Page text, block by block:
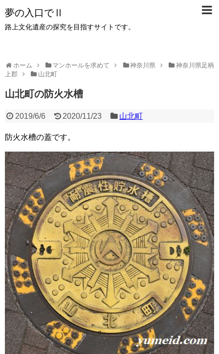
夢の入口でⅡ
路上文化遺産の探究を目指すサイトです。
ホーム マンホールを求めて 神奈川県
神奈川県足柄
上郡
山北町
山北町の防火水槽
2019/6/6 2020/11/23 山北町
防火水槽の蓋です。